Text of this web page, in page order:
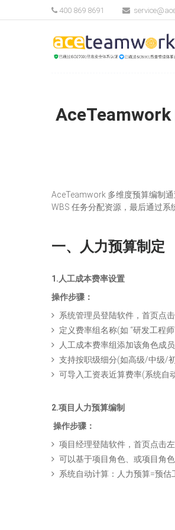
400 869 8691
AceTeamwork 多维度预算编制
WBS 任务分配资源，最后通过系
一、人力预算制定
1.人工成本费率设置
操作步骤：
系统管理员登陆软件，首页点
定义费率组名称(如 “研发工程
人工成本费率组添加该角色成
支持按职级细分(如高级/中级/
可导入工资表近算费率(系统自
2.项目人力预算编制
操作步骤：
项目经理登陆软件，首页点击
可以基于项目角色、或项目角
系统自动计算：人力预算=预估